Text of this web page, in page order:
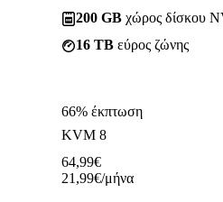
200 GB χώρος δίσκου
16 TB εύρος ζώνης
66% έκπτωση
KVM 8
64,99€
21,99€/μήνα